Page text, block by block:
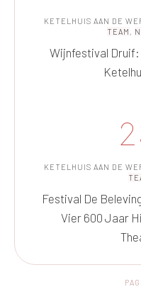
KETELHUIS AAN DE
TEAM ,
Wijnfestival Druif:
KETELHUIS AAN DE
Festival De
Vier 600 Jaar